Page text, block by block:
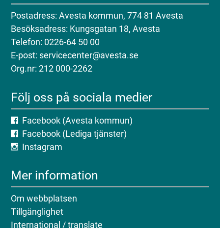
Postadress: Avesta kommun, 774 81 Avesta
Besöksadress: Kungsgatan 18, Avesta
Telefon: 0226-64 50 00
E-post: servicecenter@avesta.se
Org.nr: 212 000-2262
Följ oss på sociala medier
Facebook (Avesta kommun)
Facebook (Lediga tjänster)
Instagram
Mer information
Om webbplatsen
Tillgänglighet
International / translate